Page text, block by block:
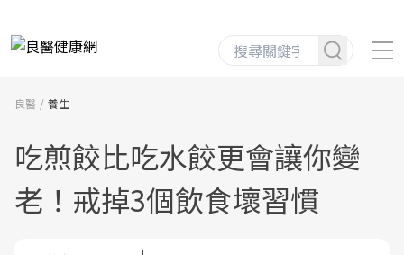
良醫 養生
吃煎餃比吃水餃更會讓你變
老！戒掉3個飲食壞習慣